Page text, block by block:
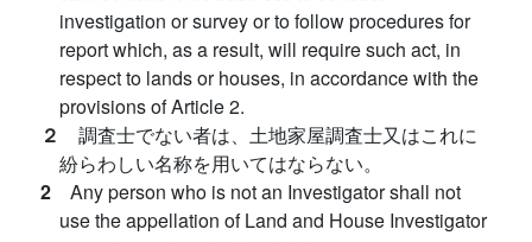
investigation or survey or to follow procedures for
report which, as a result, will require such act, in
respect to lands or houses, in accordance with the
provisions of Article 2.
２ 調査士でない者は、土地家屋調査士又はこれに
紛らわしい名称を用いてはならない。
2 Any person who is not an Investigator shall not
use the appellation of Land and House Investigator